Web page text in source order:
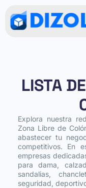
LISTA
Explora nuestra
Zona Libre de
abastecer tu
competitivos. En
empresas
para dama,
sandalias,
seguridad,